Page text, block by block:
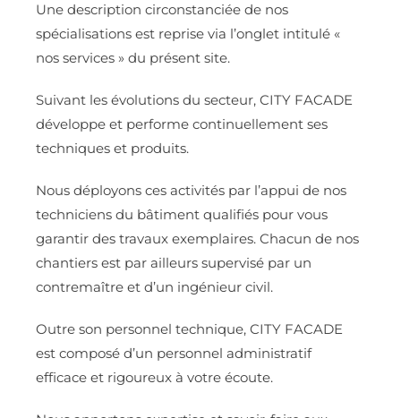
Une description circonstanciée de nos
spécialisations est reprise via l’onglet intitulé «
nos services » du présent site.
Suivant les évolutions du secteur, CITY FACADE
développe et performe continuellement ses
techniques et produits.
Nous déployons ces activités par l’appui de nos
techniciens du bâtiment qualifiés pour vous
garantir des travaux exemplaires. Chacun de nos
chantiers est par ailleurs supervisé par un
contremaître et d’un ingénieur civil.
Outre son personnel technique, CITY FACADE
est composé d’un personnel administratif
efficace et rigoureux à votre écoute.